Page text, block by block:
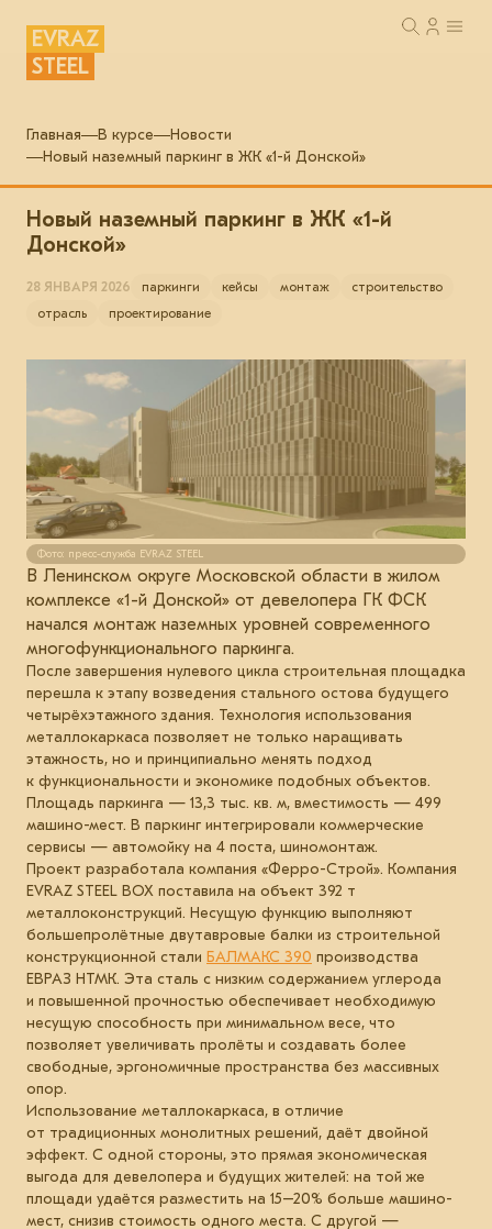
EVRAZ
STEEL
Главная В курсе
Новости
Новый наземный паркинг в ЖК «1-й Донской»
Новый наземный паркинг в ЖК «1-й
Донской»
28 ЯНВАРЯ 2026 паркинги кейсы монтаж
строительство
отрасль
проектирование
Фото: пресс-служба EVRAZ STEEL
В Ленинском округе Московской области в жилом
комплексе «1-й Донской» от девелопера ГК ФСК
начался монтаж наземных уровней современного
многофункционального паркинга.
После завершения нулевого цикла строительная площадка
перешла к этапу возведения стального остова будущего
четырёхэтажного здания. Технология использования
металлокаркаса позволяет не только наращивать
этажность, но и принципиально менять подход
к функциональности и экономике подобных объектов.
Площадь паркинга — 13,3 тыс. кв. м, вместимость — 499
машино-мест. В паркинг интегрировали коммерческие
сервисы — автомойку на 4 поста, шиномонтаж.
Проект разработала компания «Ферро-Строй». Компания
EVRAZ STEEL BOX поставила на объект 392 т
металлоконструкций. Несущую функцию выполняют
большепролётные двутавровые балки из строительной
конструкционной стали БАЛМАКС 390 производства
ЕВРАЗ НТМК. Эта сталь с низким содержанием углерода
и повышенной прочностью обеспечивает необходимую
несущую способность при минимальном весе, что
позволяет увеличивать пролёты и создавать более
свободные, эргономичные пространства без массивных
опор.
Использование металлокаркаса, в отличие
от традиционных монолитных решений, даёт двойной
эффект. С одной стороны, это прямая экономическая
выгода для девелопера и будущих жителей: на той же
площади удаётся разместить на 15–20% больше машино-
мест, снизив стоимость одного места. С другой —